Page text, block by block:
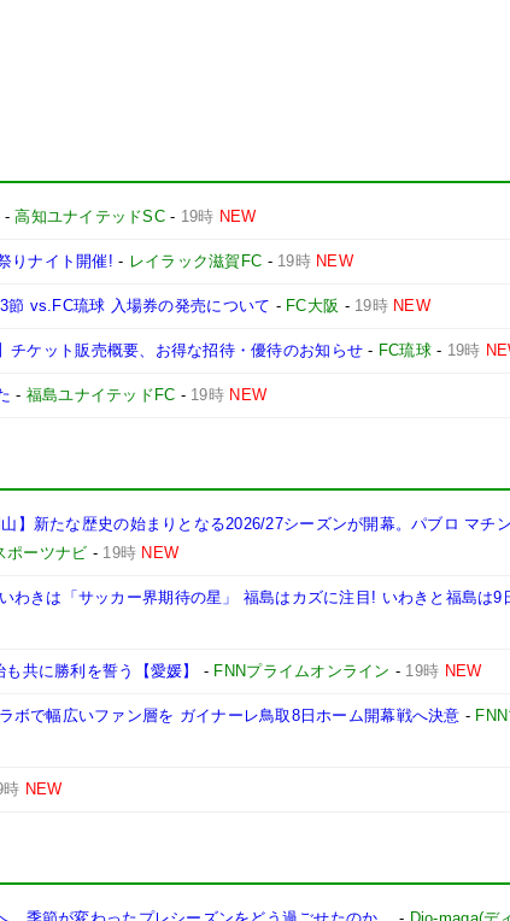
-高知ユナイテッドSC- 19時 NEW
りナイト開催! - レイラック滋賀FC - 19時 NEW
vs.FC琉球 入場券の発売について - FC大阪 - 19時 NEW
チケット販売概要、お得な招待・優待のお知らせ - FC琉球- 19時
- 福島ユナイテッドFC - 19時 NEW
】新たな歴史の始まりとなる2026/27シーズンが開幕。パブロ マチ
ポーツナビ - 19時 NEW
わきは「サッカー界期待の星」 福島はカズに注目! いわきと福島は9
共に勝利を誓う【愛媛】 - FNNプライムオンライン - 19時 NEW
ボで幅広いファン層を ガイナーレ鳥取8日ホーム開幕戦へ決意 -
時 NEW